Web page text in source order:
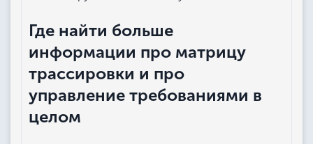
Где найти больше
информации про матрицу
трассировки и про
управление требованиями в
целом